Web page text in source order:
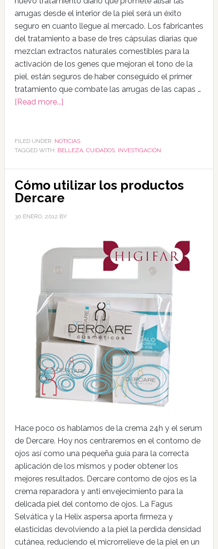
arrugas desde el interior de la piel será un éxito
seguro en cuanto llegue al mercado. Los fabricantes
del tratamiento a base de tres cápsulas diarias que
mezclan extractos naturales comestibles para la
activación de los genes que mejoran el tono de la
piel, están seguros de haber conseguido el primer
tratamiento que combate las arrugas de las capas …
[Read more...]
FILED UNDER: NOTICIAS
TAGGED WITH: BELLEZA, CUIDADOS, INVESTIGACIÓN
Cómo utilizar los productos
Dercare
30 ENERO, 2012 BY
Hace poco os hablamos de la crema 24h y el serum
de Dercare. Hoy nos centraremos en el contorno de
ojos así como una pequeña guía para la correcta
aplicación de los mismos y poder obtener los
mejores resultados. Dercare contorno de ojos es la
crema reparadora y anti envejecimiento para la
delicada piel del contorno de ojos. La Fagus
Selvática y la Helix aspersa aporta firmeza y
elasticidas devolviendo a la piel la perdida densidad
cutánea, reduciendo el microrrelieve de la piel en un